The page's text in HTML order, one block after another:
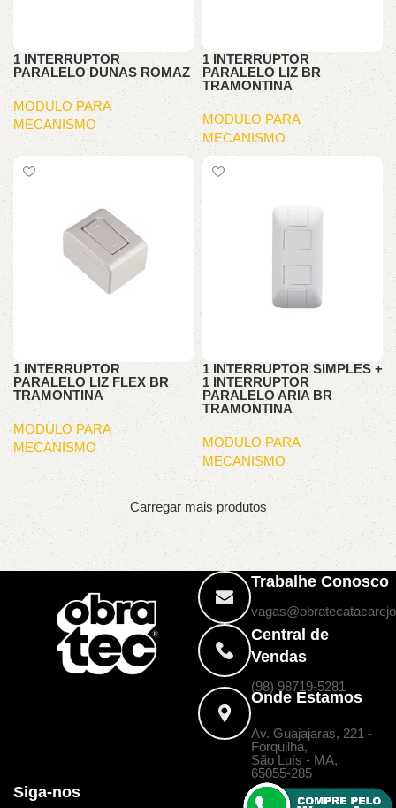
1 INTERRUPTOR
PARALELO DUNAS ROMAZ
MODULO PARA
MECANISMO
1 INTERRUPTOR
PARALELO LIZ BR
TRAMONTINA
MODULO PARA
MECANISMO
1 INTERRUPTOR
PARALELO LIZ FLEX BR
TRAMONTINA
MODULO PARA
MECANISMO
1 INTERRUPTOR SIMPLES +
1 INTERRUPTOR
PARALELO ARIA BR
TRAMONTINA
MODULO PARA
MECANISMO
Carregar mais produtos
Trabalhe Conosco
Central de
Vendas
(98) 98719-5281
Onde Estamos
Av. Guajajaras, 221 -
Forquilha,
São Luís - MA,
65055-285
Siga-nos